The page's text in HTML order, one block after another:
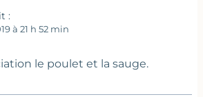
:
à 21 h 52 min
le poulet et la sauge.